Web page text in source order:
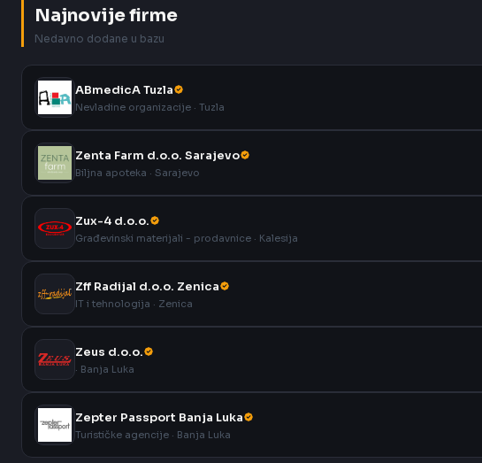
Najnovije firme
Nedavno dodane u bazu
ABmedicA Tuzla
Nevladine organizacije · Tuzla
Zenta Farm d.o.o. Sarajevo
Biljna apoteka · Sarajevo
Zux-4 d.o.o.
Građevinski materijali - prodavnice · Kalesija
Zff Radijal d.o.o. Zenica
IT i tehnologija · Zenica
Zeus d.o.o.
· Banja Luka
Zepter Passport Banja Luka
Turističke agencije · Banja Luka